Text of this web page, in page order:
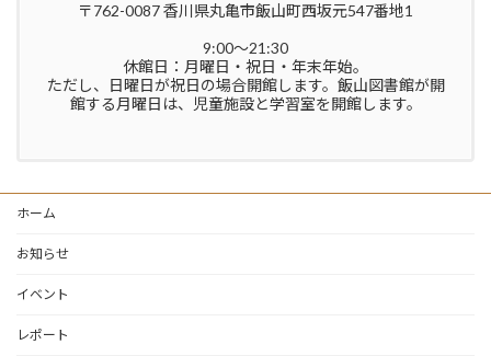
〒762-0087 香川県丸亀市飯山町西坂元547番地1
9:00〜21:30
休館日：月曜日・祝日・年末年始。
ただし、日曜日が祝日の場合開館します。飯山図書館が開
館する月曜日は、児童施設と学習室を開館します。
ホーム
お知らせ
イベント
レポート